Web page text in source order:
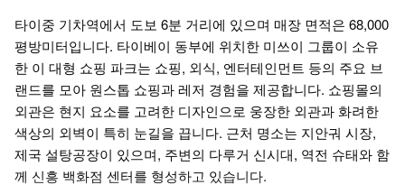
타이중 기차역에서 도보 6분 거리에 있으며 매장 면적은 68,000
평방미터입니다. 타이베이 동부에 위치한 미쓰이 그룹이 소유
한 이 대형 쇼핑 파크는 쇼핑, 외식, 엔터테인먼트 등의 주요 브
랜드를 모아 원스톱 쇼핑과 레저 경험을 제공합니다. 쇼핑몰의
외관은 현지 요소를 고려한 디자인으로 웅장한 외관과 화려한
색상의 외벽이 특히 눈길을 끕니다. 근처 명소는 지안궈 시장,
제국 설탕공장이 있으며, 주변의 다루거 신시대, 역전 슈태와 함
께 신흥 백화점 센터를 형성하고 있습니다.